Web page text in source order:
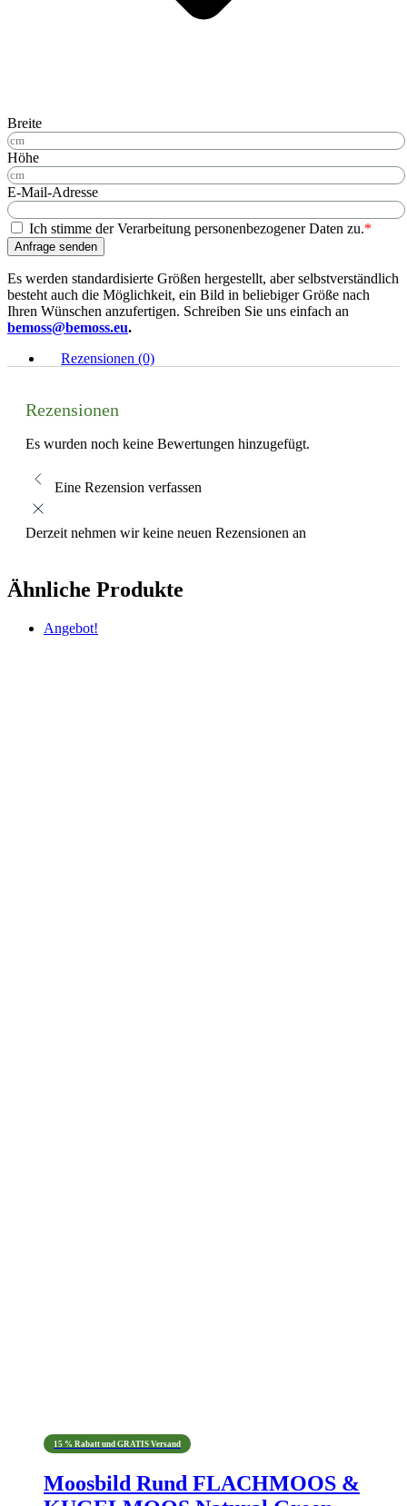
Breite
Höhe
E-Mail-Adresse
Ich stimme der Verarbeitung personenbezogener Daten zu.*
Anfrage senden
Es werden standardisierte Größen hergestellt, aber selbstverständlich
besteht auch die Möglichkeit, ein Bild in beliebiger Größe nach
Ihren Wünschen anzufertigen. Schreiben Sie uns einfach an
bemoss@bemoss.eu.
Rezensionen (0)
Rezensionen
Es wurden noch keine Bewertungen hinzugefügt.
Eine Rezension verfassen
Derzeit nehmen wir keine neuen Rezensionen an
Ähnliche Produkte
Angebot!
15 % Rabatt und GRATIS Versand
Moosbild Rund FLACHMOOS &